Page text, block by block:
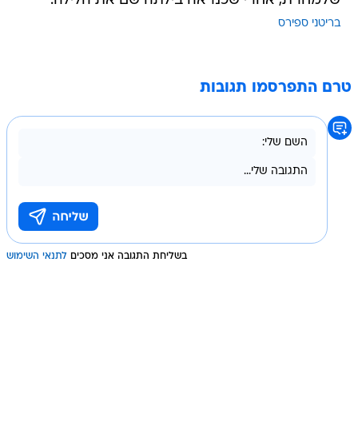
בריטני ספירס
טרם התפרסמו תגובות
בשליחת התגובה אני מסכים לתנאי השימוש